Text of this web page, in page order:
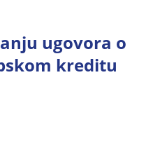
ugovora o
kreditu